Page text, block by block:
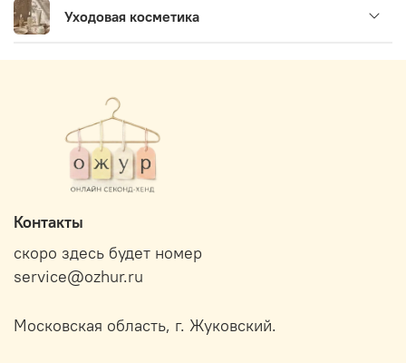
Уходовая косметика
Контакты
скоро здесь будет номер
service@ozhur.ru
Московская область, г. Жуковский.